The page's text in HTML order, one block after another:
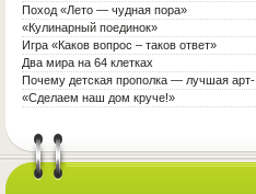
Поход «Лето — чудная пора»
«Кулинарный поединок»
Игра «Каков вопрос – таков ответ»
Два мира на 64 клетках
Почему детская прополка — лучшая арт-
терапия для воспитателя?
«Сделаем наш дом круче!»